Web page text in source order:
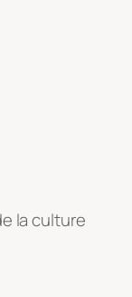
la culture